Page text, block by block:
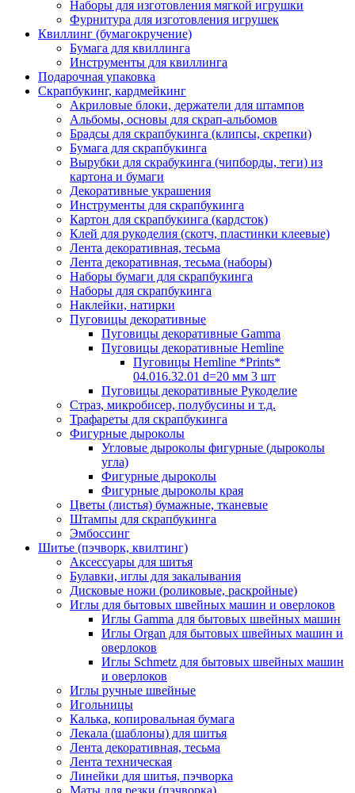
Наборы для изготовления мягкой игрушки
Фурнитура для изготовления игрушек
Квиллинг (бумагокручение)
Бумага для квиллинга
Инструменты для квиллинга
Подарочная упаковка
Скрапбукинг, кардмейкинг
Акриловые блоки, держатели для штампов
Альбомы, основы для скрап-альбомов
Брадсы для скрапбукинга (клипсы, скрепки)
Бумага для скрапбукинга
Вырубки для скрабукинга (чипборды, теги) из
картона и бумаги
Декоративные украшения
Инструменты для скрапбукинга
Картон для скрапбукинга (кардсток)
Клей для рукоделия (скотч, пластинки клеевые)
Лента декоративная, тесьма
Лента декоративная, тесьма (наборы)
Наборы бумаги для скрапбукинга
Наборы для скрапбукинга
Наклейки, натирки
Пуговицы декоративные
Пуговицы декоративные Gamma
Пуговицы декоративные Hemline
Пуговицы Hemline *Prints*
04.016.32.01 d=20 мм 3 шт
Пуговицы декоративные Рукоделие
Страз, микробисер, полубусины и т.д.
Трафареты для скрапбукинга
Фигурные дыроколы
Угловые дыроколы фигурные (дыроколы
угла)
Фигурные дыроколы
Фигурные дыроколы края
Цветы (листья) бумажные, тканевые
Штампы для скрапбукинга
Эмбоссинг
Шитье (пэчворк, квилтинг)
Аксессуары для шитья
Булавки, иглы для закалывания
Дисковые ножи (роликовые, раскройные)
Иглы для бытовых швейных машин и оверлоков
Иглы Gamma для бытовых швейных машин
Иглы Organ для бытовых швейных машин и
оверлоков
Иглы Schmetz для бытовых швейных машин
и оверлоков
Иглы ручные швейные
Игольницы
Калька, копировальная бумага
Лекала (шаблоны) для шитья
Лента декоративная, тесьма
Лента техническая
Линейки для шитья, пэчворка
Маты для резки (пэчворка)